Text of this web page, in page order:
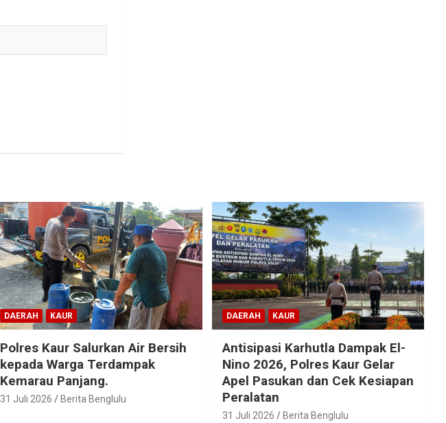
DAERAH KAUR
Polres Kaur Salurkan Air Bersih
kepada Warga Terdampak
Kemarau Panjang.
31 Juli 2026 Berita Benglulu
DAERAH KAUR
Antisipasi Karhutla Dampak El-
Nino 2026, Polres Kaur Gelar
Apel Pasukan dan Cek Kesiapan
Peralatan
31 Juli 2026 Berita Benglulu